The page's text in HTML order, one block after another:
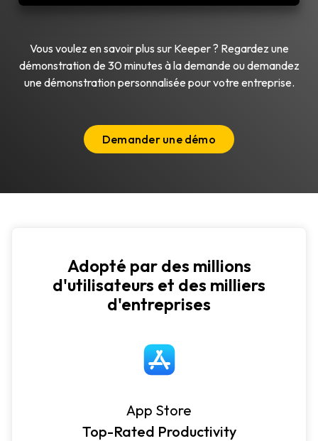
Vous voulez en savoir plus sur Keeper ? Regardez une
démonstration de 30 minutes à la demande ou demandez
une démonstration personnalisée pour votre entreprise.
Demander une démo
Adopté par des millions
d'utilisateurs et des milliers
d'entreprises
App Store
Top-Rated Productivity